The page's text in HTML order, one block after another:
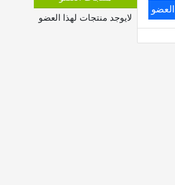
لايوجد منتجات لهذا العضو